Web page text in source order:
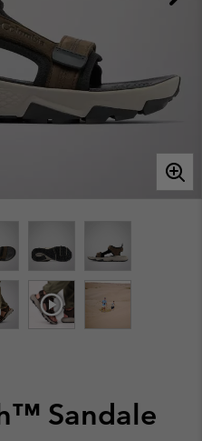
Sandale